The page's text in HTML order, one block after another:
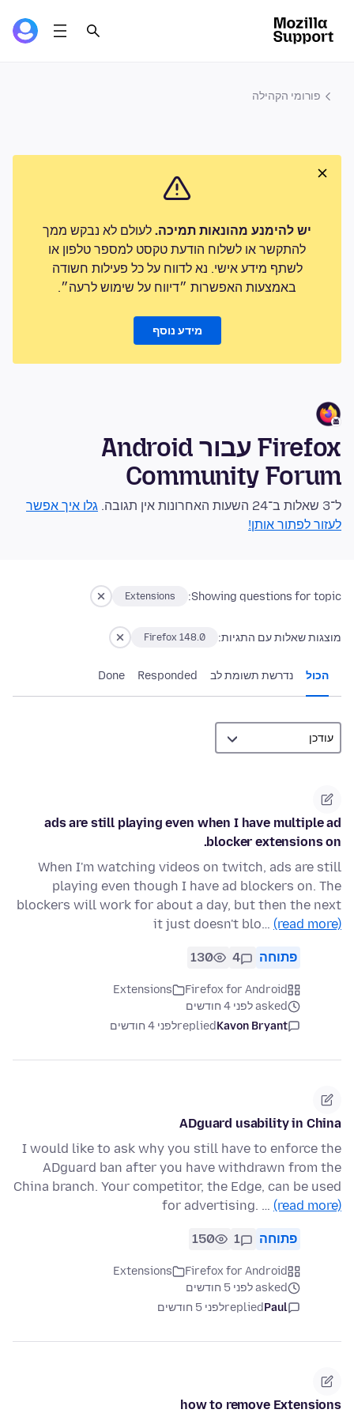
פורומי הקהילה
יש להימנע מהונאות תמיכה. לעולם לא נבקש ממך
להתקשר או לשלוח הודעת טקסט למספר טלפון או
לשתף מידע אישי. נא לדווח על כל פעילות חשודה
באמצעות האפשרות ״דיווח על שימוש לרעה״.
מידע נוסף
Firefox עבור Android
Community Forum
ל־3 שאלות ב־24 השעות האחרונות אין תגובה.
גלו איך אפשר
לעזור לפתור אותן!
Showing questions for topic:
Extensions
מוצגות שאלות עם התגיות: Firefox 148.0
הכול נדרשת תשומת לב Responded
Done
ads are still playing even when I have multiple ad
blocker extensions on.
When I'm watching videos on twitch, ads are still
playing even though I have ad blockers on. The
blockers will work for about a day, but then the next
it just doesn't blo… (read more)
פתוחה 4
130
Firefox for Android
Extensions
asked לפני 4 חודשים
Kavon Bryant
repliedלפני 4 חודשים
ADguard usability in China
I would like to ask why you still have to enforce the
ADguard ban after you have withdrawn from the
China branch. Your competitor, the Edge, can be used
for advertising. … (read more)
פתוחה 1
150
Firefox for Android
Extensions
asked לפני 5 חודשים
Paul
repliedלפני 5 חודשים
how to remove Extensions